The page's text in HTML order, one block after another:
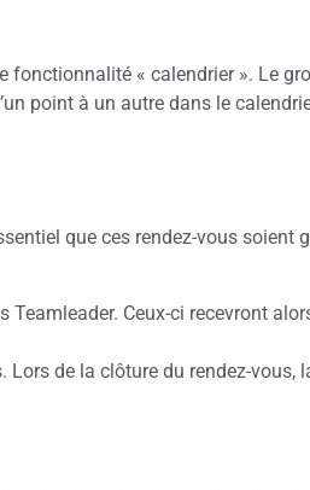
fonctionnalité « calendrier ». Le
point à un autre dans le
que ces rendez-vous soient
Ceux-ci recevront
de la clôture du rendez-vous,